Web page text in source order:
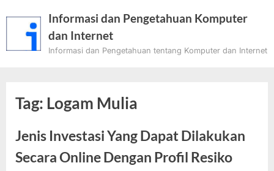
Informasi dan Pengetahuan Komputer
dan Internet
Informasi dan Pengetahuan tentang Komputer dan Internet
Tag: Logam Mulia
Jenis Investasi Yang Dapat Dilakukan
Secara Online Dengan Profil Resiko